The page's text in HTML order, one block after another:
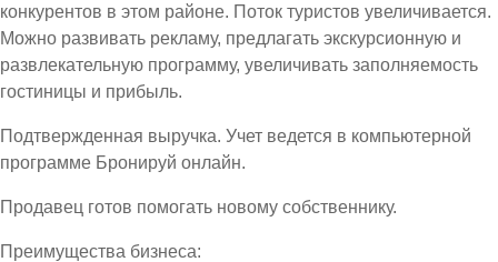
конкурентов в этом районе. Поток туристов увеличивается.
Можно развивать рекламу, предлагать экскурсионную и
развлекательную программу, увеличивать заполняемость
гостиницы и прибыль.
Подтвержденная выручка. Учет ведется в компьютерной
программе Бронируй онлайн.
Продавец готов помогать новому собственнику.
Преимущества бизнеса: